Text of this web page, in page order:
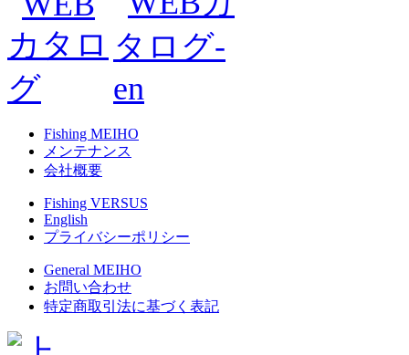
Fishing MEIHO
メンテナンス
会社概要
Fishing VERSUS
English
プライバシーポリシー
General MEIHO
お問い合わせ
特定商取引法に基づく表記